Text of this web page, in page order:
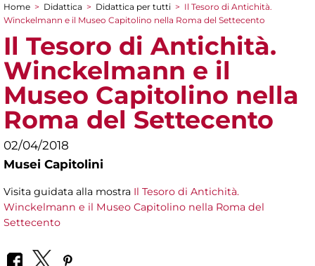
Tu sei qui
Home > Didattica > Didattica per tutti > Il Tesoro di Antichità.
Winckelmann e il Museo Capitolino nella Roma del Settecento
Il Tesoro di Antichità.
Winckelmann e il
Museo Capitolino nella
Roma del Settecento
02/04/2018
Musei Capitolini
Visita guidata alla mostra Il Tesoro di Antichità.
Winckelmann e il Museo Capitolino nella Roma del
Settecento